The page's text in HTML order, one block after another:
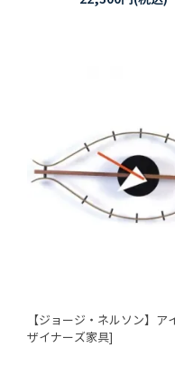
【ジョージ・ネルソン】
ザイナーズ家具]